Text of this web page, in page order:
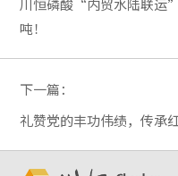
川恒磷酸“内贸水陆联运
吨！
下一篇：
礼赞党的丰功伟绩，传承